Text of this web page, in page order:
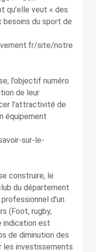
qu’elle veut « des
du sport de
site/notre
l’objectif numéro
de leur
l’attractivité de
équipement
sur-le-
construire, le
du département
d’un
(Foot, rugby,
indication est
de diminution des
les investissements